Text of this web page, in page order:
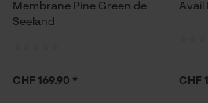
Membrane Pine Green de
Seeland
CHF 169.90 *
Avail
CHF
Econda Analytics